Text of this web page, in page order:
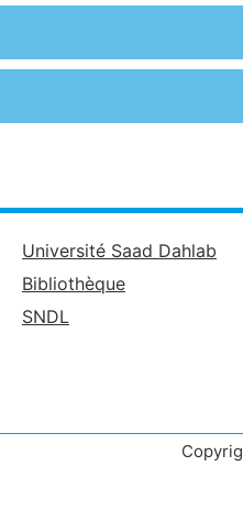
Université Saad Dahlab
Bibliothèque
SNDL